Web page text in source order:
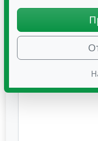
Задължително поле.
идентификация.
Текст на вашия